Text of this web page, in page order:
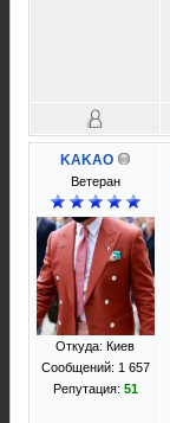
KAKAO
Ветеран
Откуда: Киев
Сообщений: 1 657
Репутация: 51